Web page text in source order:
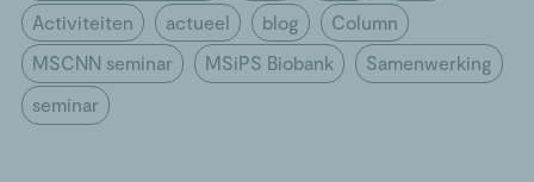
Activiteiten
actueel blog
Column
MSCNN seminar
MSiPS Biobank
Samenwerking
seminar